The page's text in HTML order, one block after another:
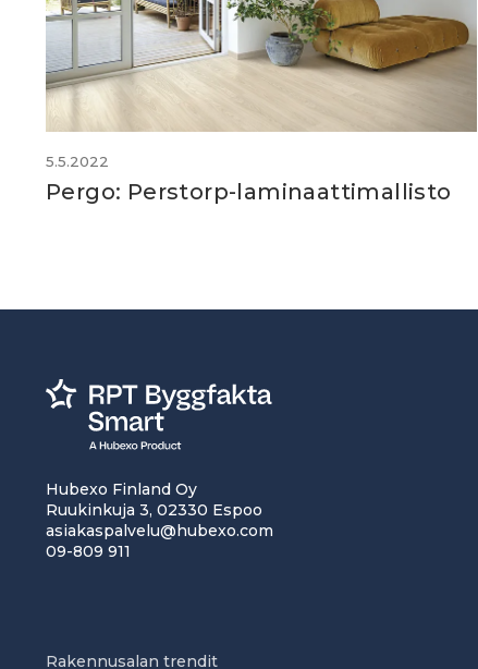
5.5.2022
Pergo: Perstorp-laminaattimallisto
Hubexo Finland Oy
Ruukinkuja 3, 02330 Espoo
asiakaspalvelu@hubexo.com
09-809 911
Rakennusalan trendit